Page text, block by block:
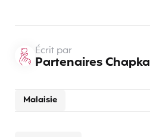
Malaisie
Écrit par
Partenaires Chapka